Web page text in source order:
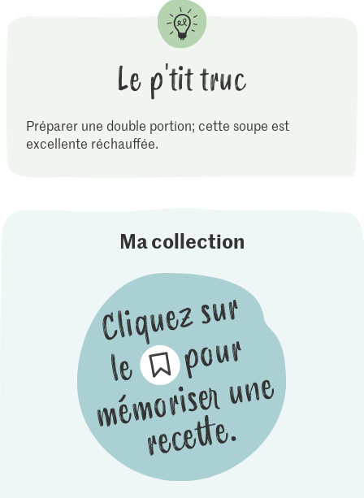
Le p'tit truc
Préparer une double portion; cette soupe est
excellente réchauffée.
Ma collection